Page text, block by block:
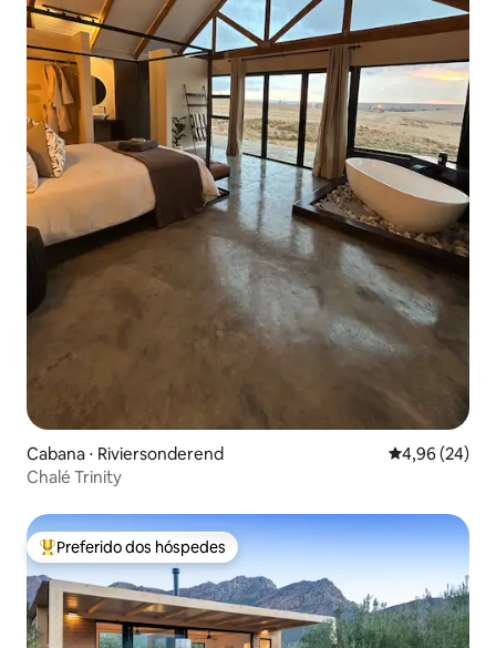
Cabana ⋅ Riviersonderend 4,96 de uma
4,96 (24)
Chalé Trinity
Entre os melhores preferidos dos hóspedes
Preferido dos hóspedes